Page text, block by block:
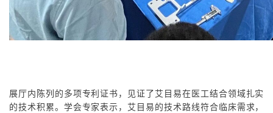
展厅内陈列的多项专利证书，见证了艾目易在医工结合领域扎实
的技术积累。学会专家表示，艾目易的技术路线符合临床需求，